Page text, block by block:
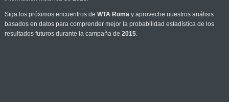
Siga los próximos encuentros de WTA Romay aproveche nuestros análisis
basados en datos para comprender mejor la probabilidad estadística de los
resultados futuros durante la campaña de 2015.